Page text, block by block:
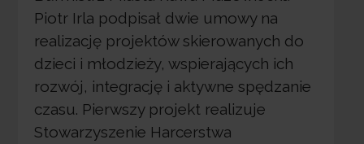
Piotr Irla podpisał dwie umowy na
realizację projektów skierowanych do
dzieci i młodzieży, wspierających ich
rozwój, integrację i aktywne spędzanie
czasu. Pierwszy projekt realizuje
Stowarzyszenie Harcerstwa